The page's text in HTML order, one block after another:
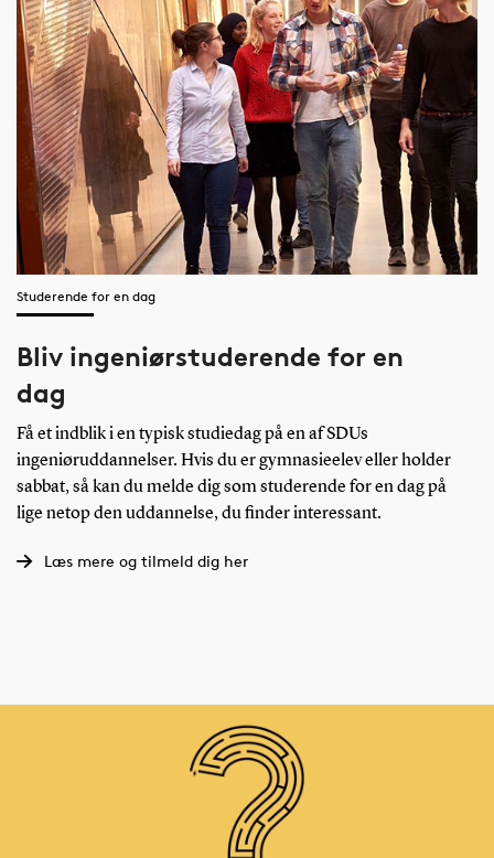
Studerende for en dag
Bliv ingeniørstuderende for en
dag
Få et indblik i en typisk studiedag på en af SDUs
ingeniøruddannelser. Hvis du er gymnasieelev eller holder
sabbat, så kan du melde dig som studerende for en dag på
lige netop den uddannelse, du finder interessant.
Læs mere og tilmeld dig her